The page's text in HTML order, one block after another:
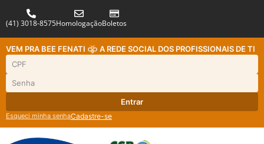
(41) 3018-8575HomologaçãoBoletos
VEM PRA BEE FENATI A REDE SOCIAL DOS PROFISSIONAIS DE TI
Entrar
Esqueci minha senhaCadastre-se